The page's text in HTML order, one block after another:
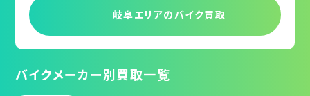
岐阜エリアのバイク買取
バイクメーカー別買取一覧